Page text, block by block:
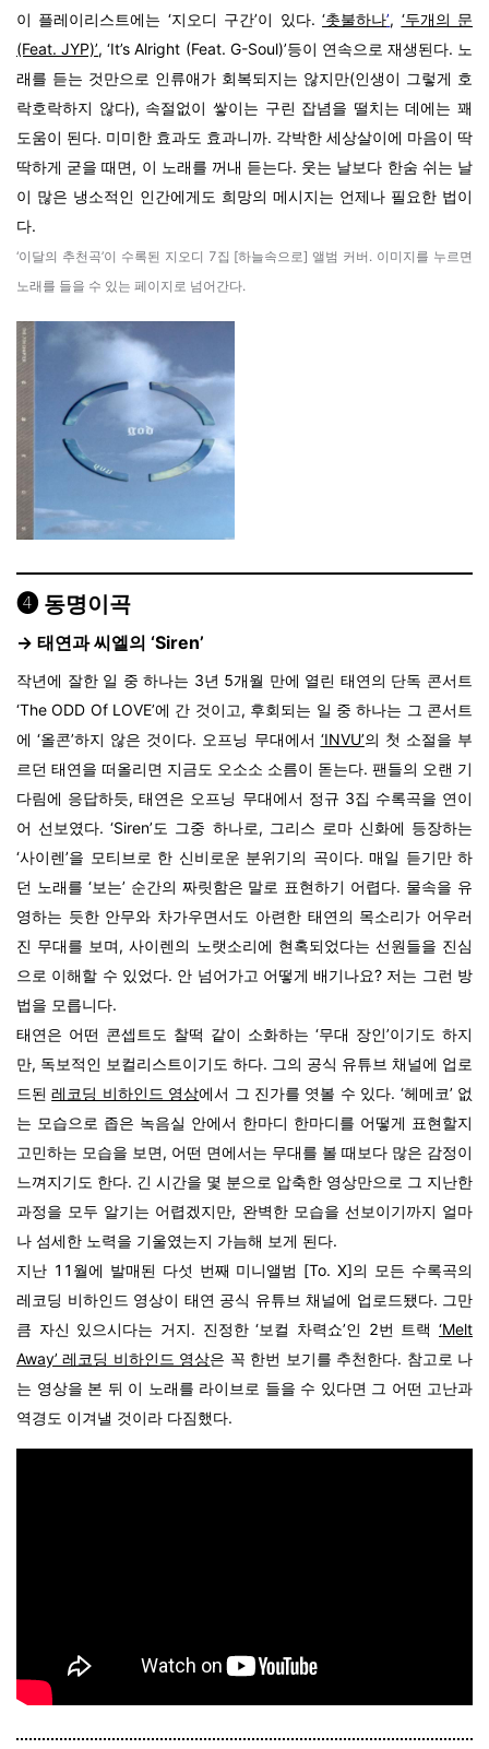
이 플레이리스트에는 ‘지오디 구간’이 있다.‘촛불하나’, ‘두개의 문
(Feat. JYP)’, ‘It’s Alright (Feat. G-Soul)’등이 연속으로 재생된다. 노
래를 듣는 것만으로 인류애가 회복되지는 않지만(인생이 그렇게 호
락호락하지 않다), 속절없이 쌓이는 구린 잡념을 떨치는 데에는 꽤
도움이 된다. 미미한 효과도 효과니까. 각박한 세상살이에 마음이 딱
딱하게 굳을 때면, 이 노래를 꺼내 듣는다. 웃는 날보다 한숨 쉬는 날
이 많은 냉소적인 인간에게도 희망의 메시지는 언제나 필요한 법이
다.
‘이달의 추천곡’이 수록된 지오디 7집 [하늘속으로] 앨범 커버. 이미지를 누르면
노래를 들을 수 있는 페이지로 넘어간다.
❹ 동명이곡
→ 태연과씨엘의 ‘Siren’
작년에 잘한 일 중 하나는 3년 5개월 만에 열린 태연의 단독 콘서트
‘The ODD Of LOVE’에 간 것이고, 후회되는 일 중 하나는 그 콘서트
에 ‘올콘’하지 않은 것이다. 오프닝 무대에서 ‘INVU’의 첫 소절을 부
르던 태연을 떠올리면 지금도 오소소 소름이 돋는다. 팬들의 오랜 기
다림에 응답하듯, 태연은 오프닝 무대에서 정규 3집 수록곡을 연이
어 선보였다. ‘Siren’도 그중 하나로, 그리스 로마 신화에 등장하는
‘사이렌’을 모티브로 한 신비로운 분위기의 곡이다. 매일 듣기만 하
던 노래를 ‘보는’ 순간의 짜릿함은 말로 표현하기 어렵다. 물속을 유
영하는 듯한 안무와 차가우면서도 아련한 태연의 목소리가 어우러
진 무대를 보며, 사이렌의 노랫소리에 현혹되었다는 선원들을 진심
으로 이해할 수 있었다. 안 넘어가고 어떻게 배기나요? 저는 그런 방
법을 모릅니다.
태연은 어떤 콘셉트도 찰떡 같이 소화하는 ‘무대 장인’이기도 하지
만, 독보적인 보컬리스트이기도 하다. 그의 공식 유튜브 채널에 업로
드된레코딩 비하인드 영상에서 그 진가를 엿볼 수 있다. ‘헤메코’ 없
는 모습으로 좁은 녹음실 안에서 한마디 한마디를 어떻게 표현할지
고민하는 모습을 보면, 어떤 면에서는 무대를 볼 때보다 많은 감정이
느껴지기도 한다. 긴 시간을 몇 분으로 압축한 영상만으로 그 지난한
과정을 모두 알기는 어렵겠지만, 완벽한 모습을 선보이기까지 얼마
나 섬세한 노력을 기울였는지 가늠해 보게 된다.
지난 11월에 발매된 다섯 번째 미니앨범 [To. X]의 모든 수록곡의
레코딩 비하인드 영상이 태연 공식 유튜브 채널에 업로드됐다. 그만
큼 자신 있으시다는 거지. 진정한 ‘보컬 차력쇼’인 2번 트랙 ‘Melt
Away’ 레코딩 비하인드 영상은 꼭 한번 보기를 추천한다. 참고로 나
는 영상을 본 뒤 이 노래를 라이브로 들을 수 있다면 그 어떤 고난과
역경도 이겨낼 것이라 다짐했다.